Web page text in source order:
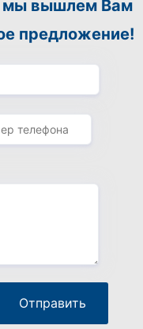
мы вышлем Вам
предложение!